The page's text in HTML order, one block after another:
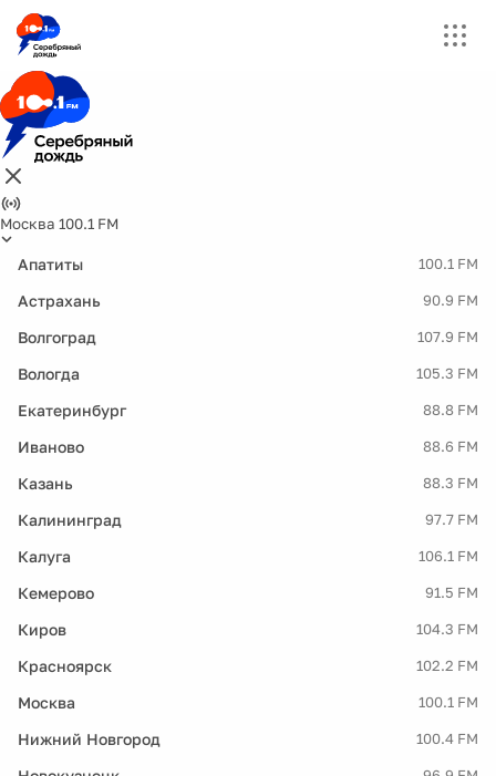
Москва 100.1 FM
Апатиты 100.1 FM
Астрахань 90.9 FM
Волгоград 107.9 FM
Вологда 105.3 FM
Екатеринбург 88.8 FM
Иваново 88.6 FM
Казань 88.3 FM
Калининград 97.7 FM
Калуга 106.1 FM
Кемерово 91.5 FM
Киров 104.3 FM
Красноярск 102.2 FM
Москва 100.1 FM
Нижний Новгород 100.4 FM